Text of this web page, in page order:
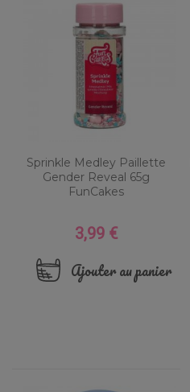
Sprinkle Medley Paillette
Gender Reveal 65g
FunCakes
Prix
3,99 €
Ajouter au panier